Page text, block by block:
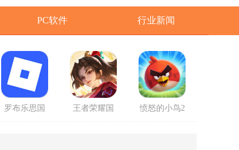
PC软件 行业新闻
罗布乐思国
王者荣耀国
愤怒的小鸟2